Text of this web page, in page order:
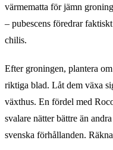
värmematta för jämn
– pubescens föredrar
chilis.
Efter groningen, plantera
riktiga blad. Låt dem växa
växthus. En fördel med
svalare nätter bättre än
svenska förhållanden.